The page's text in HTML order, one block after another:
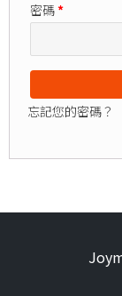
密碼*
忘記您的密碼？